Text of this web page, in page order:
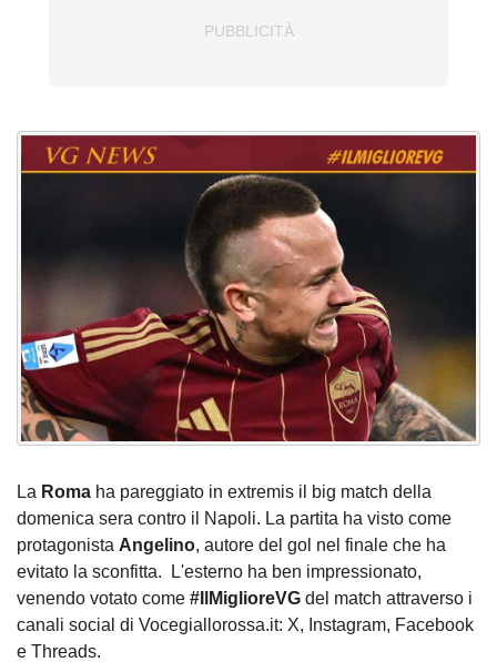
La Roma ha pareggiato in extremis il big match della
domenica sera contro il Napoli. La partita ha visto come
protagonista Angelino, autore del gol nel finale che ha
evitato la sconfitta. L'esterno ha ben impressionato,
venendo votato come #IlMiglioreVG del match attraverso i
canali social di Vocegiallorossa.it: X, Instagram, Facebook
e Threads.